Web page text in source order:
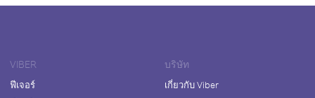
VIBER
ฟีเจอร์
บริษัท
เกี่ยวกับ Viber